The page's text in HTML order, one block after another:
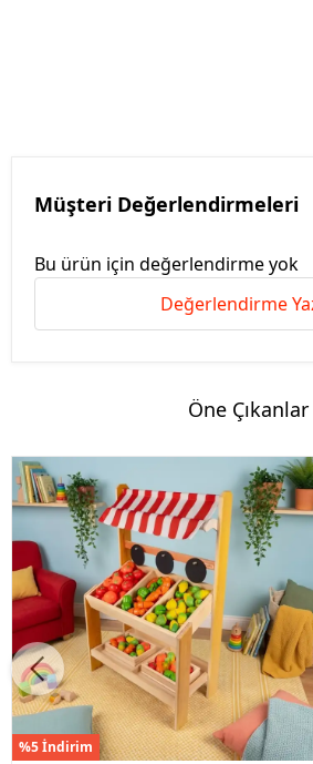
Müşteri Değerlendirmeleri
Bu ürün için değerlendirme yok
Değerlendirme
Öne Çıkanlar
%5 İndirim